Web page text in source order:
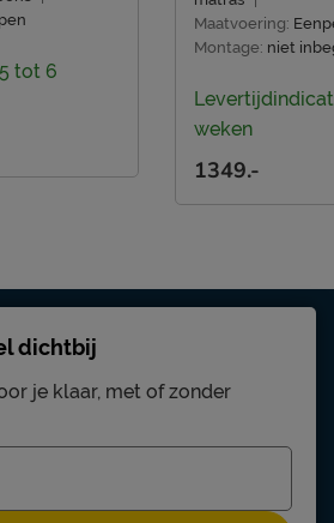
tot 6
Maatvoering:
Montage: niet
weken
1349.-
dichtbij
je klaar, met of zonder